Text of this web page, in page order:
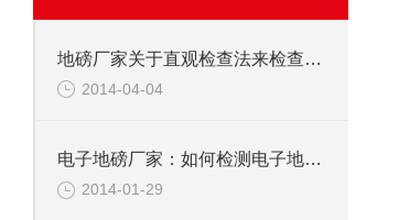
地磅厂家关于直观检查法来检查地磅仪表
2014-04-04
电子地磅厂家：如何检测电子地磅传感器是否正常
2014-01-29